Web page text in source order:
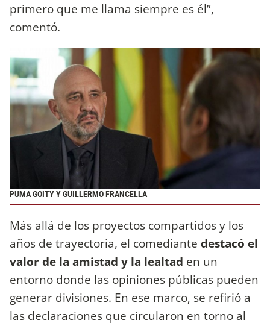
primero que me llama siempre es él”,
comentó.
PUMA GOITY Y GUILLERMO FRANCELLA
Más allá de los proyectos compartidos y los
años de trayectoria, el comediante destacó el
valor de la amistad y la lealtad en un
entorno donde las opiniones públicas pueden
generar divisiones. En ese marco, se refirió a
las declaraciones que circularon en torno al